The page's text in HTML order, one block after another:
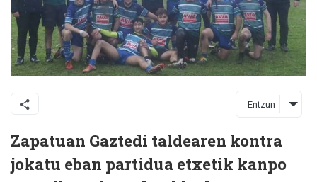
Entzun
Zapatuan Gaztedi taldearen kontra
jokatu eban partidua etxetik kanpo